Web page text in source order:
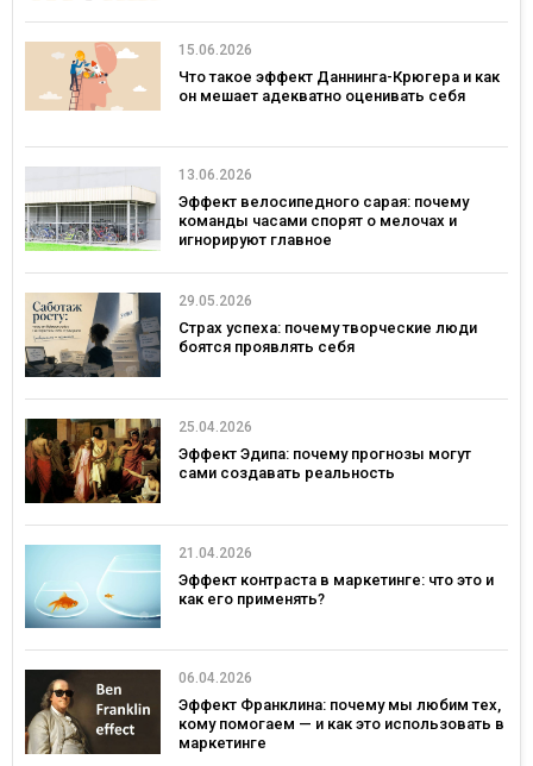
15.06.2026
Что такое эффект Даннинга-Крюгера и как
он мешает адекватно оценивать себя
13.06.2026
Эффект велосипедного сарая: почему
команды часами спорят о мелочах и
игнорируют главное
29.05.2026
Страх успеха: почему творческие люди
боятся проявлять себя
25.04.2026
Эффект Эдипа: почему прогнозы могут
сами создавать реальность
21.04.2026
Эффект контраста в маркетинге: что это и
как его применять?
06.04.2026
Эффект Франклина: почему мы любим тех,
кому помогаем — и как это использовать в
маркетинге